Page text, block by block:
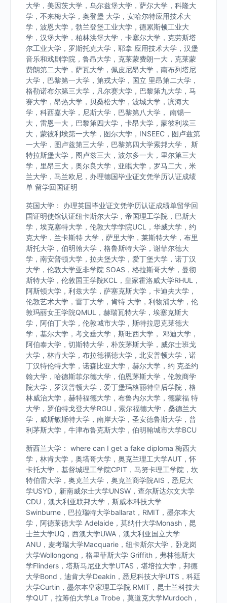
大学，美因茨大学，乌尔兹堡大学，萨尔大学，科隆大
学，不来梅大学，奥登堡 大学，安哈尔特应用技术大
学，波恩大学，勃兰登堡工业大学，德累斯顿工业大
学，汉堡大学，柏林洪堡大学，卡塞尔大学，克劳斯塔
尔工业大学，罗斯托克大学，耶拿 应用技术大学，汉堡
音乐和戏剧学院，鲁昂大学，克莱蒙费朗一大，克莱蒙
费朗第二大学，萨瓦大学，佩皮尼昂大学，南布列塔尼
大学，巴黎第一大学，第戎大学，国立 里昂第二大学，
格勒诺布尔第三大学，凡尔赛大学，巴黎第九大学，马
赛大学，昂热大学，贝桑松大学，波城大学，滨海大
学，科西嘉大学，尼斯大学，巴黎第八大学， 南锡一
大，雷恩一大，巴黎第四大学，卡昂大学，蒙彼利埃三
大，蒙彼利埃第一大学，图尔大学，INSEEC，图卢兹第
一大学，图卢兹第三大学，巴黎第四大学索邦大学， 斯
特拉斯堡大学，图卢兹三大，波尔多一大，里尔第三大
学，里昂三大，奥尔良大学，亚眠大学，罗马二大，米
兰大学，马兰欧尼，办理德国毕业证文凭学历认证成绩
单 留学回国证明
英国大学： 办理英国毕业证文凭学历认证成绩单留学回
国证明使馆认证纽卡斯尔大学，帝国理工学院，巴斯大
学，埃克塞特大学，伦敦大学学院UCL，华威大学，约
克大学，兰卡斯特 大学，萨里大学，莱斯特大学，布里
斯托大学，伯明翰大学，格鲁斯特大学，谢菲尔德大
学，南安普顿大学，拉夫堡大学，爱丁堡大学，诺丁汉
大学，伦敦大学亚非学院 SOAS，格拉斯哥大学，曼彻
斯特大学，伦敦国王学院KCL，皇家霍洛威大学RHUL，
阿斯顿大学，利兹大学，萨塞克斯大学，卡迪夫大学，
伦敦艺术大学，雷丁大学，肯特 大学，利物浦大学，伦
敦玛丽女王学院QMUL，赫瑞瓦特大学，埃塞克斯大
学，阿伯丁大学，伦敦城市大学，斯特拉思克莱德大
学，基尔大学，考文垂大学，斯旺西大学， 邓迪大学，
阿伯泰大学，切斯特大学，朴茨茅斯大学，威尔士班戈
大学，林肯大学，布拉德福德大学，北安普顿大学，诺
丁汉特伦特大学，诺森比亚大学，赫尔大学，约 克圣约
翰大学，哈德斯菲尔德大学，伯恩茅斯大学，伦敦商学
院大学，罗汉普顿大学，爱丁堡玛格丽特皇后学院，格
林威治大学，赫特福德大学，布鲁内尔大学，德蒙福 特
大学，罗伯特戈登大学RGU，索尔福德大学，桑德兰大
学，威斯敏斯特大学，南岸大学，圣安德鲁斯大学，普
利茅斯大学，牛津布鲁克斯大学，伯明翰城市大学BCU
新西兰大学： where can I get a fake diploma 梅西大
学，林肯大学，奥塔哥大学，奥克兰理工大学AUT，怀
卡托大学，基督城理工学院CPIT，马努卡理工学院，坎
特伯雷大学，奥克兰大学，奥克兰商学院AIS，悉尼大
学USYD，新南威尔士大学UNSW，查尔斯达尔文大学
CDU，澳大利亚联邦大学，斯威本科技大学
Swinburne，巴拉瑞特大学ballarat，RMIT，墨尔本大
学，阿德莱德大学 Adelaide，莫纳什大学Monash，昆
士兰大学UQ，西澳大学UWA，澳大利亚国立大学
ANU，麦考瑞大学Macquarie，纽卡斯尔大学，卧龙岗
大学Wollongong，格里菲斯大学 Griffith，弗林德斯大
学Flinders，塔斯马尼亚大学UTAS，堪培拉大学，邦德
大学Bond，迪肯大学Deakin，悉尼科技大学UTS，科廷
大学Curtin，墨尔本皇家理工学院 RMIT，昆士兰科技大
学QUT，拉筹伯大学La Trobe，莫道克大学Murdoch，